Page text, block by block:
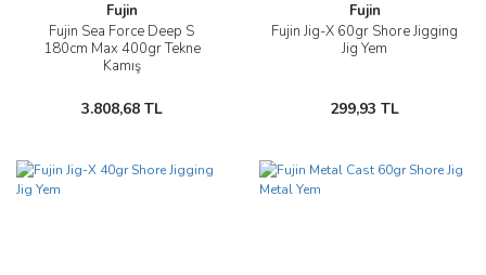
Fujin
Fujin Sea Force Deep S
180cm Max 400gr Tekne
Kamış
3.808,68 TL
Fujin
Fujin Jig-X 60gr Shore Jigging
Jig Yem
299,93 TL